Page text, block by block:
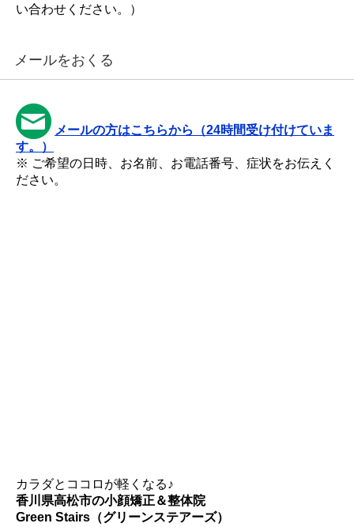
い合わせください。）
メールをおくる
メールの方はこちらから（24時間受け付けていま
す。）
※ ご希望の日時、お名前、お電話番号、症状をお伝えく
ださい。
カラダとココロが軽くなる♪
香川県高松市の小顔矯正＆整体院
Green Stairs（グリーンステアーズ）